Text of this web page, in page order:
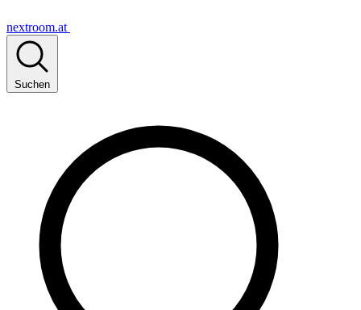
nextroom.at
Suchen